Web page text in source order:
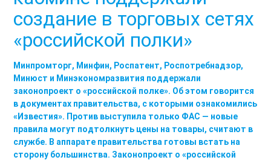
создание в торговых сетях
«российской полки»
Минпромторг, Минфин, Роспатент, Роспотребнадзор,
Минюст и Минэкономразвития поддержали
законопроект о «российской полке». Об этом говорится
в документах правительства, с которыми ознакомились
«Известия». Против выступила только ФАС — новые
правила могут подтолкнуть цены на товары, считают в
службе. В аппарате правительства готовы встать на
сторону большинства. Законопроект о «российской